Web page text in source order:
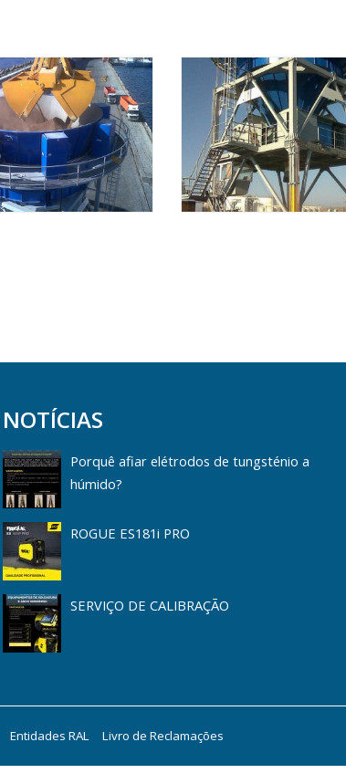
NOTÍCIAS
Porquê afiar elétrodos de tungsténio a
húmido?
ROGUE ES181i PRO
SERVIÇO DE CALIBRAÇÃO
Entidades RAL Livro de Reclamações